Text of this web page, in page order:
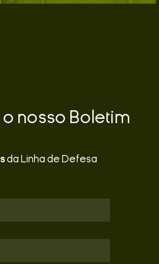
nosso Boletim
da Linha de Defesa